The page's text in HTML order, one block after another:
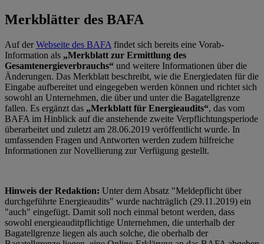
Merkblätter des BAFA
Auf derWebseite des BAFA findet sich bereits eine Vorab-
Information als „Merkblatt zur Ermittlung des
Gesamtenergieverbrauchs“ und weitere Informationen über die
Änderungen. Das Merkblatt beschreibt, wie die Energiedaten für die
Eingabe aufbereitet und eingegeben werden können und richtet sich
sowohl an Unternehmen, die über und unter die Bagatellgrenze
fallen. Es ergänzt das „Merkblatt für Energieaudits“, das vom
BAFA im Hinblick auf die anstehende zweite Verpflichtungsperiode
überarbeitet und zuletzt am 28.06.2019 veröffentlicht wurde. In
umfassenden Fragen und Antworten werden zudem hilfreiche
Informationen zur Novellierung zur Verfügung gestellt.
Hinweis der Redaktion: Unter dem Absatz "Meldepflicht über
durchgeführte Energieaudits" wurde nachträglich (29.11.2019) ein
"auch" eingefügt. Damit soll noch einmal betont werden, dass
sowohl energieauditpflichtige Unternehmen, die unterhalb der
Bagatellgrenze liegen als auch solche, die oberhalb der